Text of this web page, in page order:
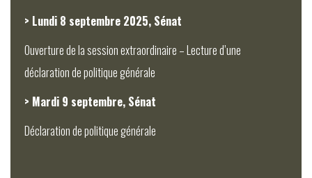
> Lundi 8 septembre 2025, Sénat
Ouverture de la session extraordinaire – Lecture d’une
déclaration de politique générale
> Mardi 9 septembre, Sénat
Déclaration de politique générale